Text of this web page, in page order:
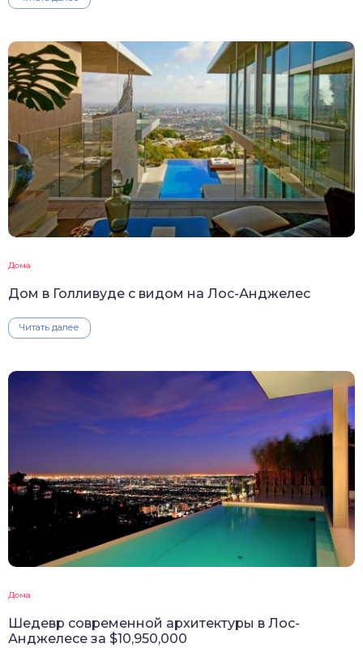
Дома
Дом в Голливуде с видом на Лос-Анджелес
Читать далее
Дома
Шедевр современной архитектуры в Лос-
Анджелесе за $10,950,000